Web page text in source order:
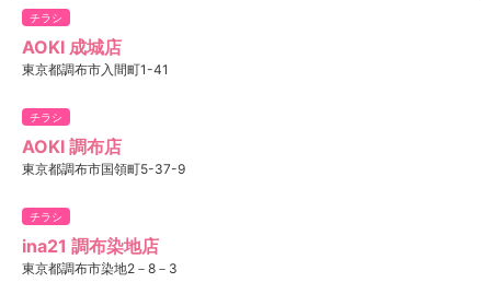
チラシ
AOKI 成城店
東京都調布市入間町1-41
チラシ
AOKI 調布店
東京都調布市国領町5-37-9
チラシ
ina21 調布染地店
東京都調布市染地2－8－3